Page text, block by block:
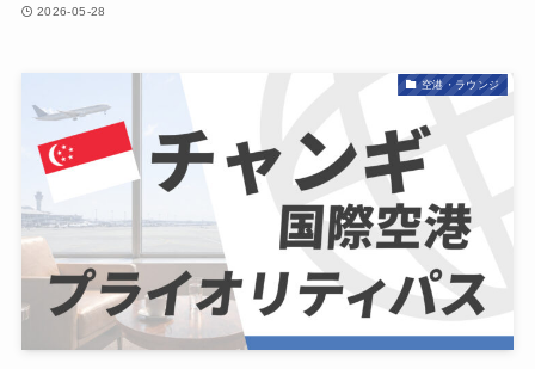
2026-05-28
空港・ラウンジ